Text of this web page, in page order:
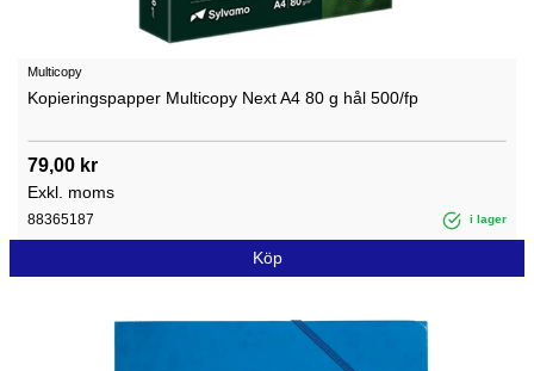
Multicopy
Kopieringspapper Multicopy Next A4 80 g hål 500/fp
79,00 kr
Exkl. moms
88365187 i lager
Köp